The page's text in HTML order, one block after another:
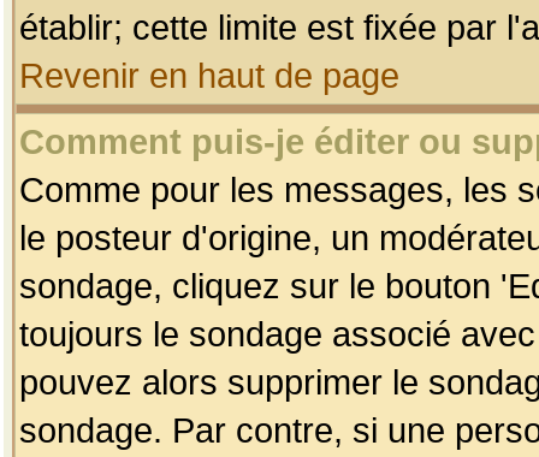
établir; cette limite est fixée par
Revenir en haut de page
Comment puis-je éditer ou
Comme pour les messages, les
le posteur d'origine, un
sondage, cliquez sur le bouton
toujours le sondage associé
pouvez alors supprimer le
sondage. Par contre, si une